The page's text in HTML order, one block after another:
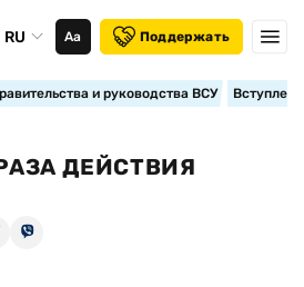
RU Аа Поддержать
и руководства ВСУ
ДЕЙСТВИЯ